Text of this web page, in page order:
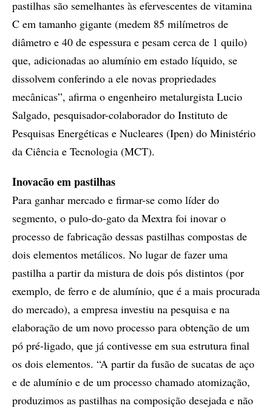
pastilhas são semelhantes às efervescentes de vitamina
C em tamanho gigante (medem 85 milímetros de
diâmetro e 40 de espessura e pesam cerca de 1 quilo)
que, adicionadas ao alumínio em estado líquido, se
dissolvem conferindo a ele novas propriedades
mecânicas”, afirma o engenheiro metalurgista Lucio
Salgado, pesquisador-colaborador do Instituto de
Pesquisas Energéticas e Nucleares (Ipen) do Ministério
da Ciência e Tecnologia (MCT).
Inovacão em pastilhas
Para ganhar mercado e firmar-se como líder do
segmento, o pulo-do-gato da Mextra foi inovar o
processo de fabricação dessas pastilhas compostas de
dois elementos metálicos. No lugar de fazer uma
pastilha a partir da mistura de dois pós distintos (por
exemplo, de ferro e de alumínio, que é a mais procurada
do mercado), a empresa investiu na pesquisa e na
elaboração de um novo processo para obtenção de um
pó pré-ligado, que já contivesse em sua estrutura final
os dois elementos. “A partir da fusão de sucatas de aço
e de alumínio e de um processo chamado atomização,
produzimos as pastilhas na composição desejada e não